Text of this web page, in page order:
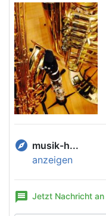
explore musik-h...
anzeigen
message Jetzt Nachricht an